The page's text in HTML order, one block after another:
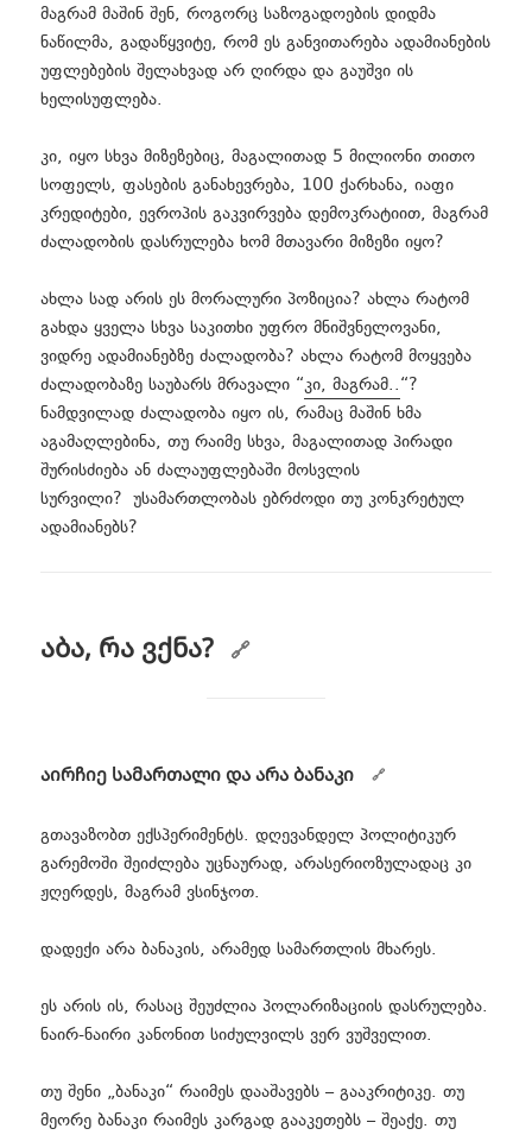
მაგრამ მაშინ შენ, როგორც საზოგადოების დიდმა
ნაწილმა, გადაწყვიტე, რომ ეს განვითარება ადამიანების
უფლებების შელახვად არ ღირდა და გაუშვი ის
ხელისუფლება.
კი, იყო სხვა მიზეზებიც, მაგალითად 5 მილიონი თითო
სოფელს, ფასების განახევრება, 100 ქარხანა, იაფი
კრედიტები, ევროპის გაკვირვება დემოკრატიით, მაგრამ
ძალადობის დასრულება ხომ მთავარი მიზეზი იყო?
ახლა სად არის ეს მორალური პოზიცია? ახლა რატომ
გახდა ყველა სხვა საკითხი უფრო მნიშვნელოვანი,
ვიდრე ადამიანებზე ძალადობა? ახლა რატომ მოყვება
ძალადობაზე საუბარს მრავალი “კი, მაგრამ..“?
ნამდვილად ძალადობა იყო ის, რამაც მაშინ ხმა
აგამაღლებინა, თუ რაიმე სხვა, მაგალითად პირადი
შურისძიება ან ძალაუფლებაში მოსვლის
სურვილი? უსამართლობას ებრძოდი თუ კონკრეტულ
ადამიანებს?
აბა, რა ვქნა?
აირჩიე სამართალი და არა ბანაკი
გთავაზობთ ექსპერიმენტს. დღევანდელ პოლიტიკურ
გარემოში შეიძლება უცნაურად, არასერიოზულადაც კი
ჟღერდეს, მაგრამ ვსინჯოთ.
დადექი არა ბანაკის, არამედ სამართლის მხარეს.
ეს არის ის, რასაც შეუძლია პოლარიზაციის დასრულება.
ნაირ-ნაირი კანონით სიძულვილს ვერ ვუშველით.
თუ შენი „ბანაკი“ რაიმეს დააშავებს – გააკრიტიკე. თუ
მეორე ბანაკი რაიმეს კარგად გააკეთებს – შეაქე. თუ